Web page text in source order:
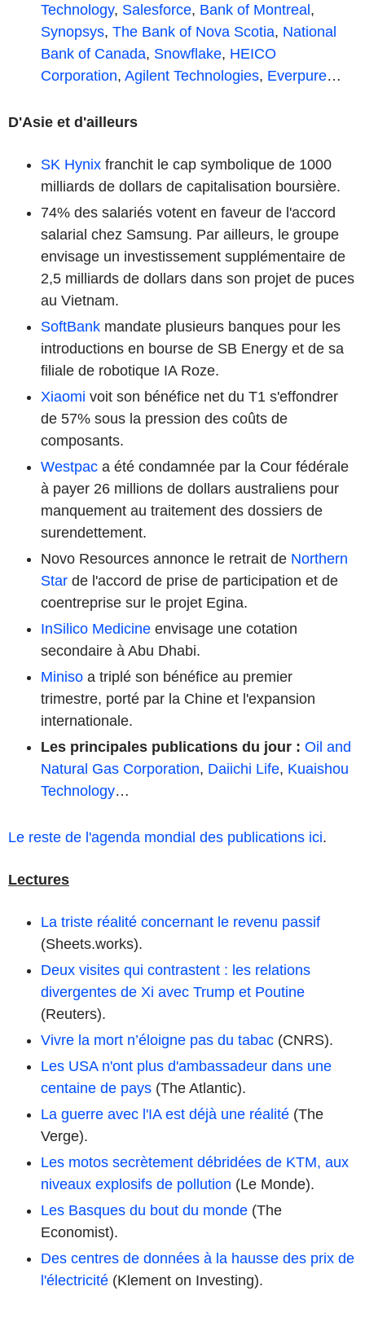
Technology, Salesforce, Bank of Montreal,
Synopsys, The Bank of Nova Scotia, National
Bank of Canada, Snowflake, HEICO
Corporation, Agilent Technologies, Everpure…
D'Asie et d'ailleurs
SK Hynix franchit le cap symbolique de 1000
milliards de dollars de capitalisation boursière.
74% des salariés votent en faveur de l'accord
salarial chez Samsung. Par ailleurs, le groupe
envisage un investissement supplémentaire de
2,5 milliards de dollars dans son projet de puces
au Vietnam.
SoftBank mandate plusieurs banques pour les
introductions en bourse de SB Energy et de sa
filiale de robotique IA Roze.
Xiaomi voit son bénéfice net du T1 s'effondrer
de 57% sous la pression des coûts de
composants.
Westpac a été condamnée par la Cour fédérale
à payer 26 millions de dollars australiens pour
manquement au traitement des dossiers de
surendettement.
Novo Resources annonce le retrait de Northern
Star de l'accord de prise de participation et de
coentreprise sur le projet Egina.
InSilico Medicine envisage une cotation
secondaire à Abu Dhabi.
Miniso a triplé son bénéfice au premier
trimestre, porté par la Chine et l'expansion
internationale.
Les principales publications du jour : Oil and
Natural Gas Corporation, Daiichi Life, Kuaishou
Technology…
Le reste de l'agenda mondial des publications ici.
Lectures
La triste réalité concernant le revenu passif
(Sheets.works).
Deux visites qui contrastent : les relations
divergentes de Xi avec Trump et Poutine
(Reuters).
Vivre la mort n’éloigne pas du tabac (CNRS).
Les USA n'ont plus d'ambassadeur dans une
centaine de pays (The Atlantic).
La guerre avec l'IA est déjà une réalité (The
Verge).
Les motos secrètement débridées de KTM, aux
niveaux explosifs de pollution (Le Monde).
Les Basques du bout du monde (The
Economist).
Des centres de données à la hausse des prix de
l'électricité (Klement on Investing).